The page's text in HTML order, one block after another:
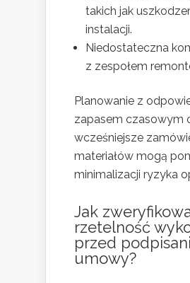
takich jak
instalacji.
Niedostateczna
z zespołem
Planowanie z
zapasem czasowym
wcześniejsze
materiałów mogą
minimalizacji ryzyka
Jak
rzetelność
przed
umowy?